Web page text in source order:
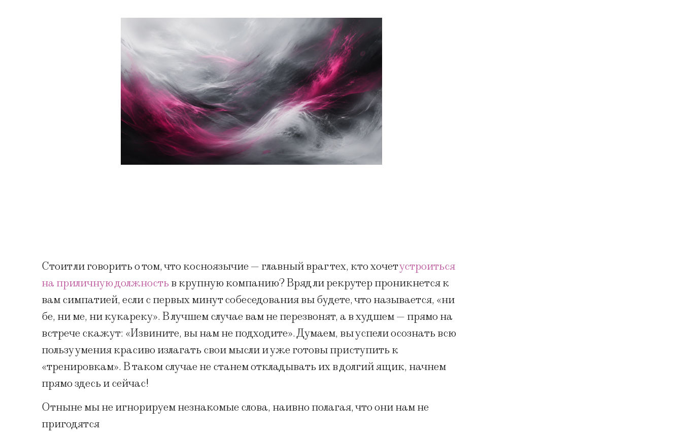
Стоит ли говорить о том, что косноязычие — главный враг тех, кто хочетуcтроиться
на приличную должность в крупную компанию? Вряд ли рекрутер проникнется к
вам симпатией, если с первых минут собеседования вы будете, что называется, «ни
бе, ни ме, ни кукареку». В лучшем случае вам не перезвонят, а в худшем — прямо на
встрече скажут: «Извините, вы нам не подходите». Думаем, вы успели осознать всю
пользу умения красиво излагать свои мысли и уже готовы приступить к
«тренировкам». В таком случае не станем откладывать их в долгий ящик, начнем
прямо здесь и сейчас!
Отныне мы не игнорируем незнакомые слова, наивно полагая, что они нам не
пригодятся